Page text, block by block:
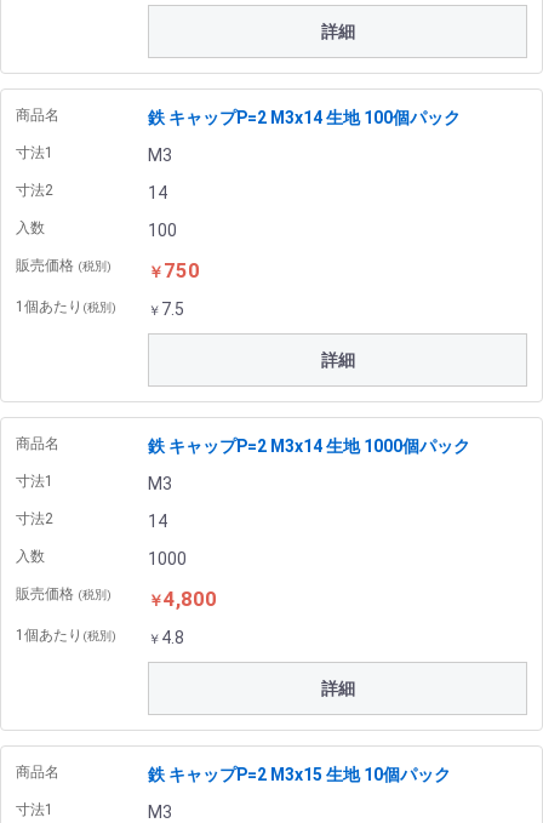
詳細
商品名 鉄 キャップP=2 M3x14 生地 100個パック
寸法1 M3
寸法2 14
入数 100
販売価格 (税別) ￥ 750
1個あたり (税別) ￥ 7.5
詳細
商品名 鉄 キャップP=2 M3x14 生地 1000個パック
寸法1 M3
寸法2 14
入数 1000
販売価格 (税別) ￥4,800
1個あたり (税別) ￥ 4.8
詳細
商品名 鉄 キャップP=2 M3x15 生地 10個パック
寸法1 M3